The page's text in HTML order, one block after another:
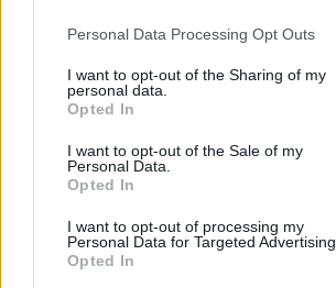
Personal Data Processing Opt Outs
I want to opt-out of the Sharing of my
personal data.
Opted In
I want to opt-out of the Sale of my
Personal Data.
Opted In
I want to opt-out of processing my
Personal Data for Targeted Advertising.
Opted In